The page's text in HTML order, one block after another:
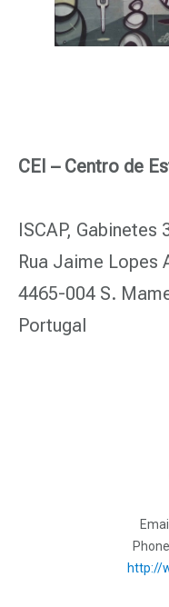
CEI – Centro de
ISCAP, Gabinetes
Rua Jaime Lopes
4465-004 S.
Portugal
http://